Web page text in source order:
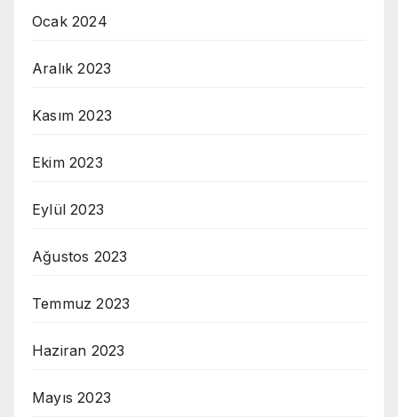
Ocak 2024
Aralık 2023
Kasım 2023
Ekim 2023
Eylül 2023
Ağustos 2023
Temmuz 2023
Haziran 2023
Mayıs 2023